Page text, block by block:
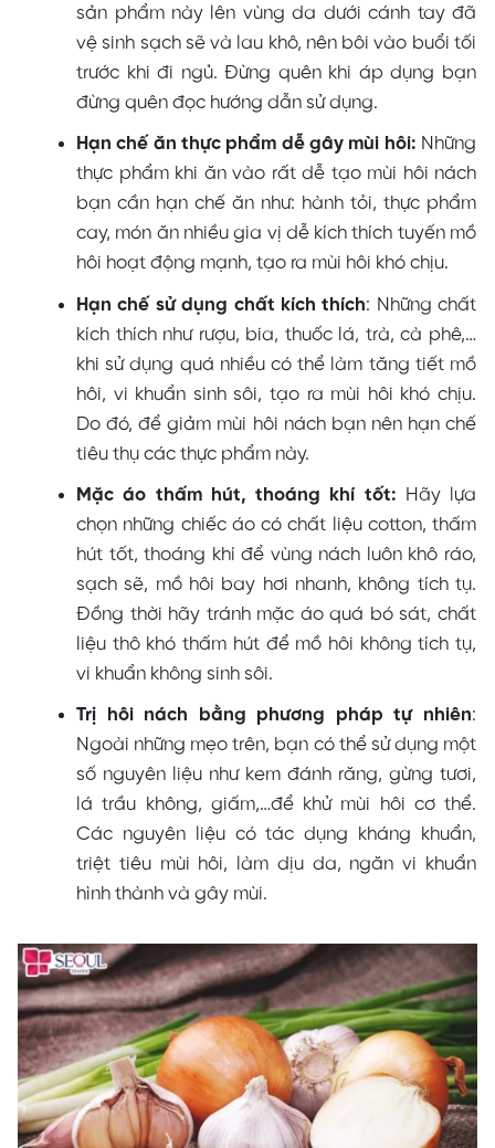
sản phẩm này lên vùng da dưới cánh tay đã
vệ sinh sạch sẽ và lau khô, nên bôi vào buổi tối
trước khi đi ngủ. Đừng quên khi áp dụng bạn
đừng quên đọc hướng dẫn sử dụng.
Hạn chế ăn thực phẩm dễ gây mùi hôi: Những
thực phẩm khi ăn vào rất dễ tạo mùi hôi nách
bạn cần hạn chế ăn như: hành tỏi, thực phẩm
cay, món ăn nhiều gia vị dễ kích thích tuyến mồ
hôi hoạt động mạnh, tạo ra mùi hôi khó chịu.
Hạn chế sử dụng chất kích thích: Những chất
kích thích như rượu, bia, thuốc lá, trà, cà phê,…
khi sử dụng quá nhiều có thể làm tăng tiết mồ
hôi, vi khuẩn sinh sôi, tạo ra mùi hôi khó chịu.
Do đó, để giảm mùi hôi nách bạn nên hạn chế
tiêu thụ các thực phẩm này.
Mặc áo thấm hút, thoáng khí tốt:
Hãy lựa
chọn những chiếc áo có chất liệu cotton, thấm
hút tốt, thoáng khí để vùng nách luôn khô ráo,
sạch sẽ, mồ hôi bay hơi nhanh, không tích tụ.
Đồng thời hãy tránh mặc áo quá bó sát, chất
liệu thô khó thấm hút để mồ hôi không tích tụ,
vi khuẩn không sinh sôi.
Trị hôi nách bằng phương pháp tự nhiên:
Ngoài những mẹo trên, bạn có thể sử dụng một
số nguyên liệu như kem đánh răng, gừng tươi,
lá trầu không, giấm,…để khử mùi hôi cơ thể.
Các nguyên liệu có tác dụng kháng khuẩn,
triệt tiêu mùi hôi, làm dịu da, ngăn vi khuẩn
hình thành và gây mùi.